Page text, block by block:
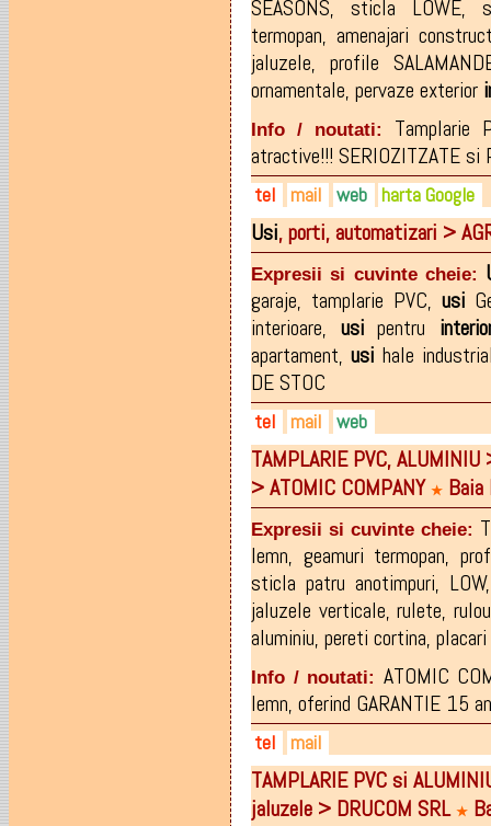
SEASONS, sticla LOWE,
termopan, amenajari
jaluzele, profile
ornamentale, pervaze exterior
Info / noutati: Tamplarie
atractive!!! SERIOZITZATE si
tel
0262-213216
0724-288644
0724-288642
mail
tetrisimpexsrl@yahoo.com
web
facebook.com/termopane-
harta Google
Usi, porti, automatizari >
Expresii si cuvinte cheie:
garaje, tamplarie PVC, usi
interioare, usipentru
apartament,usi hale
DE STOC
tel
0262-294903
0729-399459
0729-399458
0722-450047
mail
usi.agresana@yahoo.com
usi@agresana.ro
web
agresana.ro
TAMPLARIE PVC,
> ATOMIC COMPANY ★ Baia
Expresii si cuvinte cheie:
lemn, geamuri termopan,
sticla patru anotimpuri, LOW
jaluzele verticale,rulete,
aluminiu, pereti cortina,
Info / noutati: ATOMIC
lemn, oferind GARANTIE 15
tel
0721-803672
0769-374108
mail
TAMPLARIE PVC si
jaluzele > DRUCOM SRL ★